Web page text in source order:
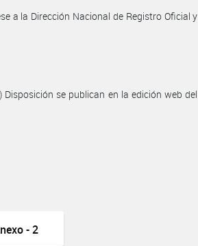
a la Dirección Nacional de Registro Oficial y
se publican en la edición web del
- 2